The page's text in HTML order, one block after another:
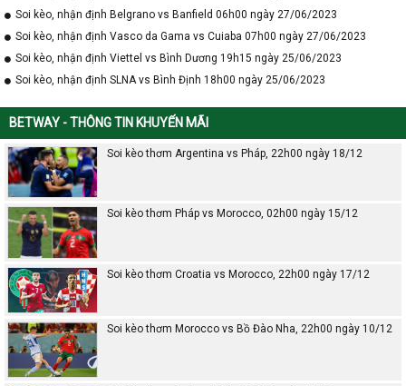
Soi kèo, nhận định Belgrano vs Banfield 06h00 ngày 27/06/2023
Soi kèo, nhận định Vasco da Gama vs Cuiaba 07h00 ngày 27/06/2023
Soi kèo, nhận định Viettel vs Bình Dương 19h15 ngày 25/06/2023
Soi kèo, nhận định SLNA vs Bình Định 18h00 ngày 25/06/2023
BETWAY - THÔNG TIN KHUYẾN MÃI
Soi kèo thơm Argentina vs Pháp, 22h00 ngày 18/12
Soi kèo thơm Pháp vs Morocco, 02h00 ngày 15/12
Soi kèo thơm Croatia vs Morocco, 22h00 ngày 17/12
Soi kèo thơm Morocco vs Bồ Đào Nha, 22h00 ngày 10/12